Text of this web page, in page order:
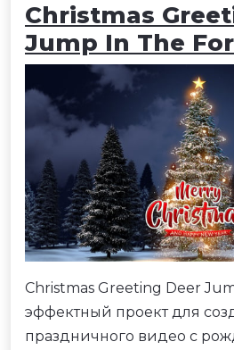
Christmas
Jump In The
Christmas Greeting Deer
эффектный проект для
праздничного видео с